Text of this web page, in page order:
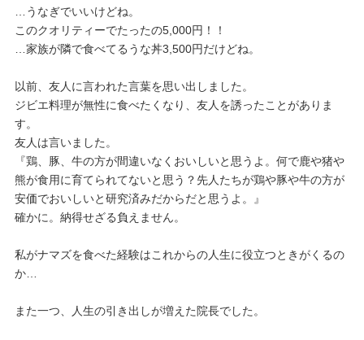
…うなぎでいいけどね。
このクオリティーでたったの5,000円！！
…家族が隣で食べてるうな丼3,500円だけどね。
以前、友人に言われた言葉を思い出しました。
ジビエ料理が無性に食べたくなり、友人を誘ったことがありま
す。
友人は言いました。
『鶏、豚、牛の方が間違いなくおいしいと思うよ。何で鹿や猪や
熊が食用に育てられてないと思う？先人たちが鶏や豚や牛の方が
安価でおいしいと研究済みだからだと思うよ。』
確かに。納得せざる負えません。
私がナマズを食べた経験はこれからの人生に役立つときがくるの
か…
また一つ、人生の引き出しが増えた院長でした。